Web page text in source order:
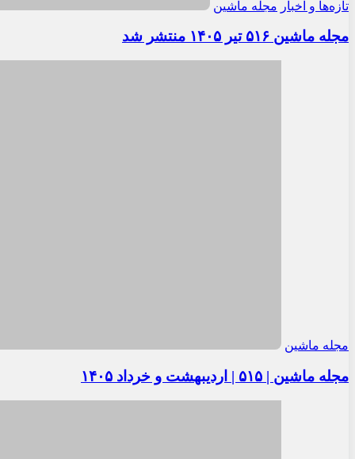
تازه‌ها و اخبار مجله ماشین
مجله ماشین ۵۱۶ تیر ۱۴۰۵ منتشر شد
مجله ماشین
مجله ماشین | ۵۱۵ | اردیبهشت و خرداد ۱۴۰۵